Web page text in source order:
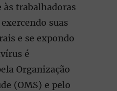
às trabalhadoras
suas
e se expondo
é
Organização
(OMS) e pelo